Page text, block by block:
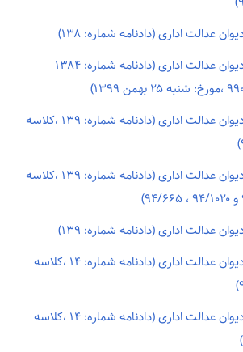
عدالت اداری (دادنامه شماره: ۱۳۸)
رای هیات تخصصی دیوان عدالت اداری (دادنامه شماره: ۱۳۸۴
رای هیات تخصصی دیوان عدالت اداری (دادنامه شماره: ۱۳۹ ،کلاسه
رای هیات تخصصی دیوان عدالت اداری (دادنامه شماره: ۱۳۹ ،کلاسه
عدالت اداری (دادنامه شماره: ۱۳۹)
رای هیات تخصصی دیوان عدالت اداری (دادنامه شماره: ۱۴ ،کلاسه
رای هیات تخصصی دیوان عدالت اداری (دادنامه شماره: ۱۴ ،کلاسه